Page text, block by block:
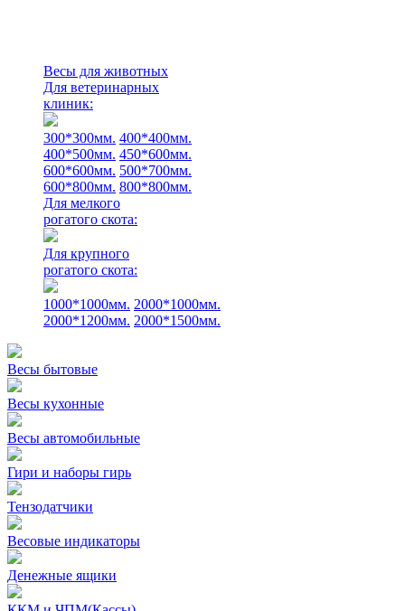
Весы для животных
Для ветеринарных
клиник:
300*300мм. 400*400мм.
400*500мм. 450*600мм.
600*600мм. 500*700мм.
600*800мм. 800*800мм.
Для мелкого
рогатого скота:
Для крупного
рогатого скота:
1000*1000мм. 2000*1000мм.
2000*1200мм. 2000*1500мм.
Весы бытовые
Весы кухонные
Весы автомобильные
Гири и наборы гирь
Тензодатчики
Весовые индикаторы
Денежные ящики